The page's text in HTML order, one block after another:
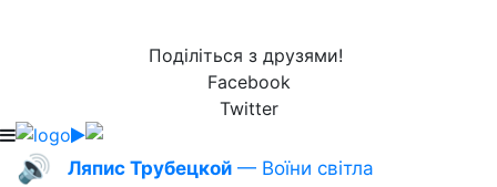
Поділіться з друзями!
Facebook
Twitter
🔊 Ляпис Трубецкой — Воїни світла